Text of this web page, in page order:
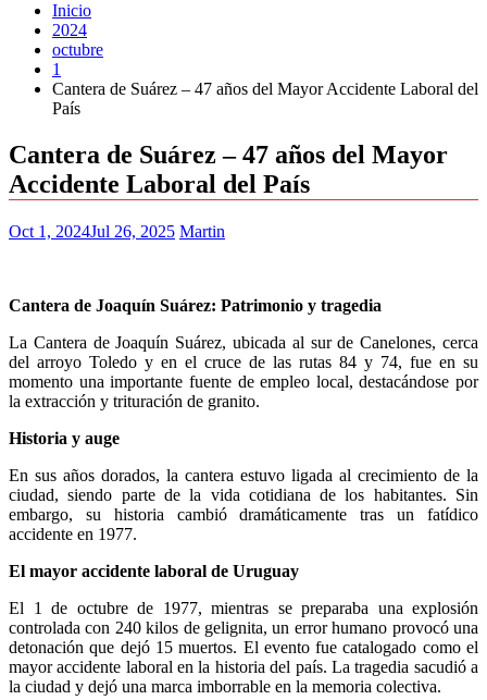
Inicio
2024
octubre
1
Cantera de Suárez – 47 años del Mayor Accidente Laboral del
País
Cantera de Suárez – 47 años del Mayor
Accidente Laboral del País
Oct 1, 2024Jul 26, 2025 Martin
Cantera de Joaquín Suárez: Patrimonio y tragedia
La Cantera de Joaquín Suárez, ubicada al sur de Canelones, cerca
del arroyo Toledo y en el cruce de las rutas 84 y 74, fue en su
momento una importante fuente de empleo local, destacándose por
la extracción y trituración de granito.
Historia y auge
En sus años dorados, la cantera estuvo ligada al crecimiento de la
ciudad, siendo parte de la vida cotidiana de los habitantes. Sin
embargo, su historia cambió dramáticamente tras un fatídico
accidente en 1977.
El mayor accidente laboral de Uruguay
El 1 de octubre de 1977, mientras se preparaba una explosión
controlada con 240 kilos de gelignita, un error humano provocó una
detonación que dejó 15 muertos. El evento fue catalogado como el
mayor accidente laboral en la historia del país. La tragedia sacudió a
la ciudad y dejó una marca imborrable en la memoria colectiva.